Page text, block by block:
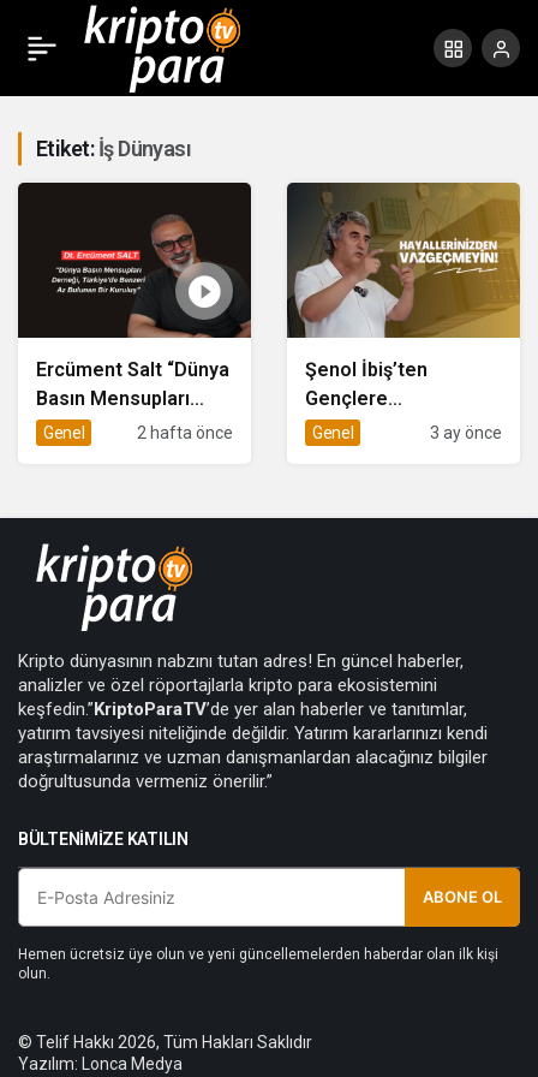
Etiket:İş Dünyası
Ercüment Salt “Dünya
Basın Mensupları
Derneği, Türkiye’de
Genel 2 hafta önce
Şenol İbiş’ten
Gençlere
“Hayallerinizden
Genel 3 ay önce
Kripto dünyasının nabzını tutan adres! En güncel haberler,
analizler ve özel röportajlarla kripto para ekosistemini
keşfedin.” KriptoParaTV’de yer alan haberler ve tanıtımlar,
yatırım tavsiyesi niteliğinde değildir. Yatırım kararlarınızı kendi
araştırmalarınız ve uzman danışmanlardan alacağınız bilgiler
doğrultusunda vermeniz önerilir.”
BÜLTENIMIZE KATILIN
ABONE OL
Hemen ücretsiz üye olun ve yeni güncellemelerden haberdar olan ilk kişi
olun.
© Telif Hakkı 2026, Tüm Hakları Saklıdır
Yazılım: Lonca Medya